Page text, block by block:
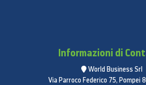
Informazioni di
World Business Srl
Via Parroco Federico 75, Pompei